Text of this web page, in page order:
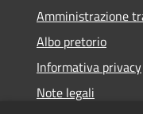
Amministrazione
Albo pretorio
Informativa privacy
Note legali